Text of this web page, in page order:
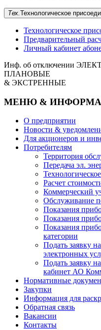
Тех.Технологическое
Технологическое
Предварительный
Личный кабинет
Инф. об отключении
ПЛАНОВЫЕ
& ЭКСТРЕННЫЕ
МЕНЮ &
О предприятии
Новости &
Для акционеров и
Потребителям
Территория
Передача эл.
Расчет
Коммерческий
Обслуживание
Показания
Показания
Показания
категории
Подать заявку
электронных
Подать заявку
кабинет АО
Нормативные
Закупки
Информация для
Обратная связь
Вакансии
Контакты